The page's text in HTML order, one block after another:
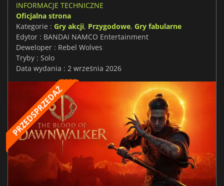
INFORMACJE TECHNICZNE
Oficjalna strona
Kategorie : Gry akcji, Przygodowe, Gry fabularne
Edytor : BANDAI NAMCO Entertainment
Deweloper : Rebel Wolves
Tryby : Solo
Data wydania : 2 września 2026